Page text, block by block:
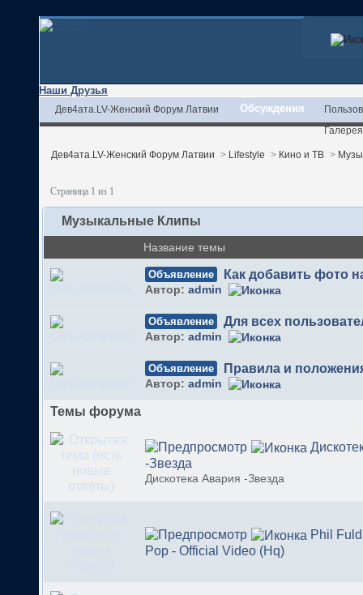
Наши Друзья
Дев4ата.LV-Женский Форум Латвии Обсуждения
Галерея
Дев4ата.LV-Женский Форум Латвии > Lifestyle > Кино и ТВ >
Страница 1 из 1
Музыкальные Клипы
Название темы
Объявление Как добавить фото
Автор: admin
Объявление Для всех
Автор: admin
Объявление Правила и
Автор: admin
Темы форума
-Звезда
Дискотека Авария -Звезда
Phil
Pop - Official Video (Hq)